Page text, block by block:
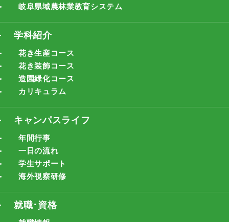
岐阜県域農林業教育システム
学科紹介
花き生産コース
花き装飾コース
造園緑化コース
カリキュラム
キャンパスライフ
年間行事
一日の流れ
学生サポート
海外視察研修
就職･資格